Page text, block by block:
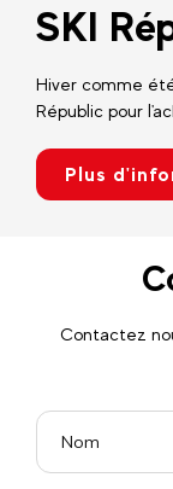
SKI
Hiver comme
Républic pour
Plus
Contactez